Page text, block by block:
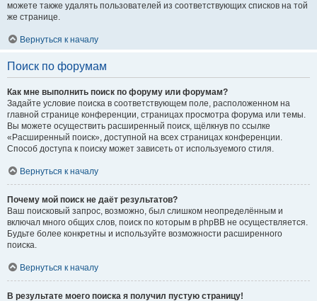
можете также удалять пользователей из соответствующих списков на той
же странице.
Вернуться к началу
Поиск по форумам
Как мне выполнить поиск по форуму или форумам?
Задайте условие поиска в соответствующем поле, расположенном на
главной странице конференции, страницах просмотра форума или темы.
Вы можете осуществить расширенный поиск, щёлкнув по ссылке
«Расширенный поиск», доступной на всех страницах конференции.
Способ доступа к поиску может зависеть от используемого стиля.
Вернуться к началу
Почему мой поиск не даёт результатов?
Ваш поисковый запрос, возможно, был слишком неопределённым и
включал много общих слов, поиск по которым в phpBB не осуществляется.
Будьте более конкретны и используйте возможности расширенного
поиска.
Вернуться к началу
В результате моего поиска я получил пустую страницу!